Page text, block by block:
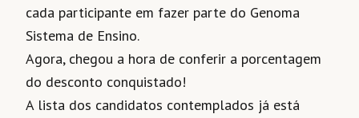
cada participante em fazer parte do Genoma
Sistema de Ensino.
Agora, chegou a hora de conferir a porcentagem
do desconto conquistado!
A lista dos candidatos contemplados já está